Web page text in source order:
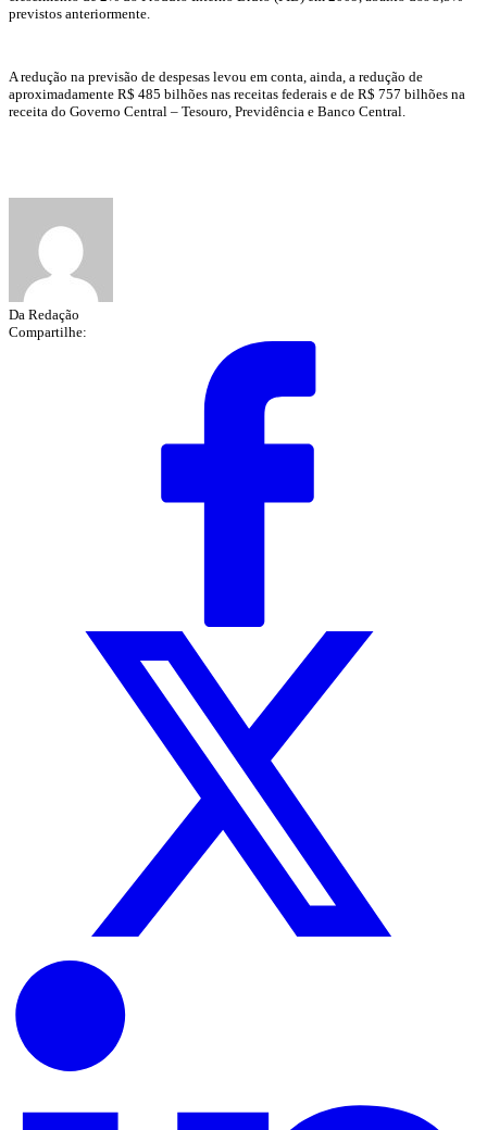
previstos anteriormente.
A redução na previsão de despesas levou em conta, ainda, a redução de
aproximadamente R$ 485 bilhões nas receitas federais e de R$ 757 bilhões na
receita do Governo Central – Tesouro, Previdência e Banco Central.
Da Redação
Compartilhe: